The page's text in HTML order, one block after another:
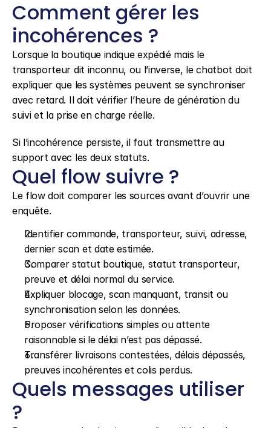
Comment gérer les
incohérences ?
Lorsque la boutique indique expédié mais le
transporteur dit inconnu, ou l’inverse, le chatbot doit
expliquer que les systèmes peuvent se synchroniser
avec retard. Il doit vérifier l’heure de génération du
suivi et la prise en charge réelle.
Si l’incohérence persiste, il faut transmettre au
support avec les deux statuts.
Quel flow suivre ?
Le flow doit comparer les sources avant d’ouvrir une
enquête.
Identifier commande, transporteur, suivi, adresse,
dernier scan et date estimée.
Comparer statut boutique, statut transporteur,
preuve et délai normal du service.
Expliquer blocage, scan manquant, transit ou
synchronisation selon les données.
Proposer vérifications simples ou attente
raisonnable si le délai n’est pas dépassé.
Transférer livraisons contestées, délais dépassés,
preuves incohérentes et colis perdus.
Quels messages utiliser
?